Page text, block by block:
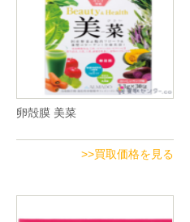
卵殻膜 美菜
>>買取価格を見る